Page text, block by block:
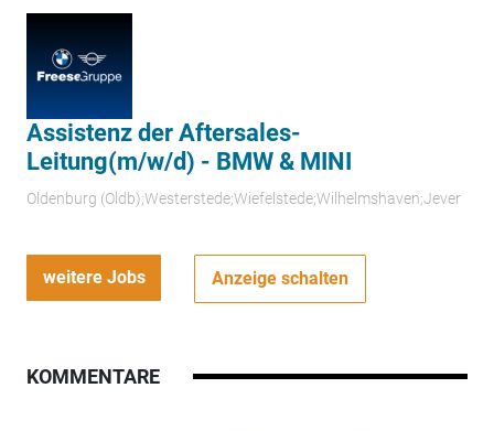
Assistenz der Aftersales-
Leitung(m/w/d) - BMW & MINI
Oldenburg (Oldb);Westerstede;Wiefelstede;Wilhelmshaven;Jever
weitere Jobs Anzeige schalten
KOMMENTARE